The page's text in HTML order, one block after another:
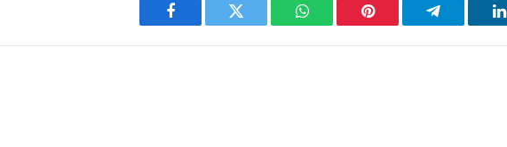
Facebook Twitter WhatsAppPinterest Telegram